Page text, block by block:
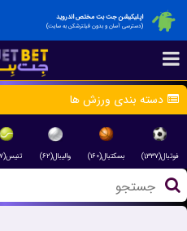
اپلیکیشن جت بت مختص اندروید
(دسترسی آسان و بدون فیلترشکن به سایت)
دسته بندی ورزش ها
فوتبال(۱,۳۳۷) بسکتبال(۱۶۰) والیبال(۶۲) تنیس(۱۹۷)